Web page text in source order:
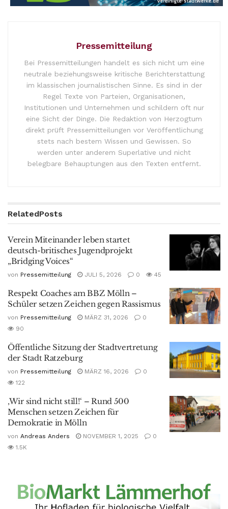
Pressemitteilung
Bei Pressemitteilungen handelt es sich nicht um eine
neutrale beziehungsweise kritische Berichterstattung
im klassischen journalistischen Sinne. Es sind in der
Regel Texte von Parteien, Organisationen,
Institutionen und Unternehmen und schildern oft nur
eine Sicht der Dinge. Die Redaktion von Herzogtum
direkt prüft Pressemitteilungen vor Veröffentlichung
stets nach bestem Wissen und Gewissen. So
werden unter anderem Superlative und nicht
belegbare Behauptungen aus den Texten entfernt.
RelatedPosts
Verein Miteinander leben startet
deutsch-britisches Jugendprojekt
„Bridging Voices“
von Pressemitteilung JULI 5, 2026 0 45
Respekt Coaches am BBZ Mölln –
Schüler setzen Zeichen gegen Rassismus
von Pressemitteilung MÄRZ 31, 2026
0
90
Öffentliche Sitzung der Stadtvertretung
der Stadt Ratzeburg
von Pressemitteilung MÄRZ 16, 2026
0
122
‚Wir sind nicht still!‘ – Rund 500
Menschen setzen Zeichen für
Demokratie in Mölln
von Andreas Anders NOVEMBER 1, 2025
0
1.5K